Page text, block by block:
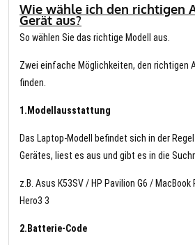
Wie wähle ich den richtigen
Gerät aus?
So wählen Sie das richtige Modell aus.
Zwei einfache Möglichkeiten, den richtigen
finden.
1.Modellausstattung
Das Laptop-Modell befindet sich in der
Gerätes, liest es aus und gibt es in die
z.B. Asus K53SV / HP Pavilion G6 / MacBook
Hero3 3
2.Batterie-Code